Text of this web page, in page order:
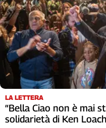
LA LETTERA
“Bella Ciao non è mai
solidarietà di Ken